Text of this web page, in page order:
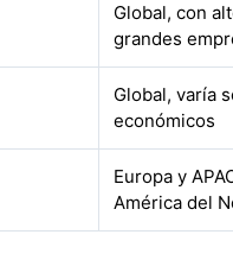
Global, con
grandes
Global, varía
económicos
Europa y
América del